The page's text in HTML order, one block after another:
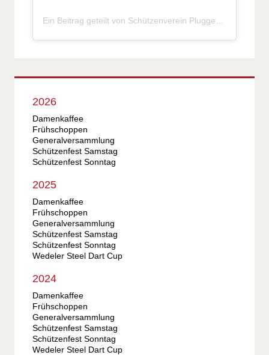
2026
Damenkaffee
Frühschoppen
Generalversammlung
Schützenfest Samstag
Schützenfest Sonntag
2025
Damenkaffee
Frühschoppen
Generalversammlung
Schützenfest Samstag
Schützenfest Sonntag
Wedeler Steel Dart Cup
2024
Damenkaffee
Frühschoppen
Generalversammlung
Schützenfest Samstag
Schützenfest Sonntag
Wedeler Steel Dart Cup